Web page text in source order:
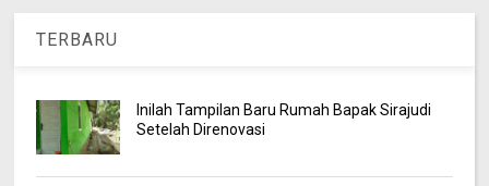
TERBARU
Inilah Tampilan Baru Rumah Bapak Sirajudi
Setelah Direnovasi